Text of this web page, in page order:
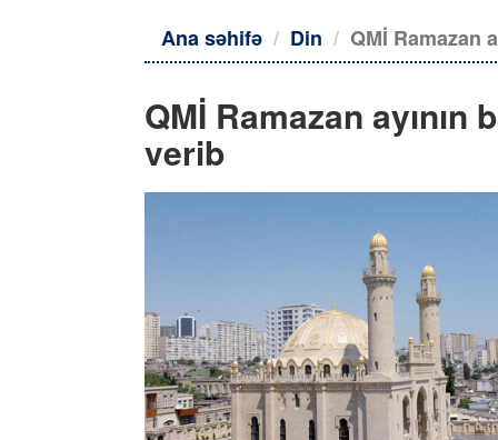
Ana səhifə Din QMİ Ramazan
QMİ Ramazan
verib